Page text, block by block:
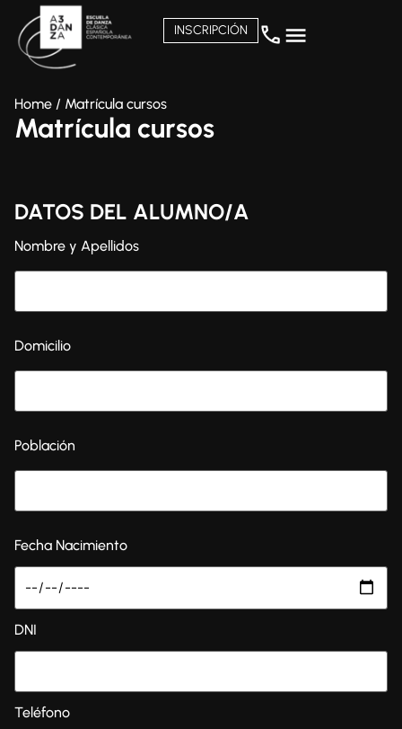
INSCRIPCIÓN
Home / Matrícula cursos
Matrícula cursos
DATOS DEL ALUMNO/A
Nombre y Apellidos
Domicilio
Población
Fecha Nacimiento
DNI
Teléfono